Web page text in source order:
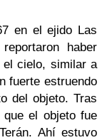
en el ejido Las
haber
cielo, similar a
fuerte estruendo
del objeto. Tras
el objeto fue
Ahí estuvo